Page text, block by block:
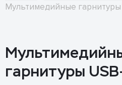
Мультимедийные гарнитуры
гарнитуры